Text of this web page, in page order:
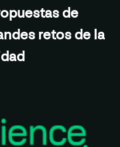
de
retos de la